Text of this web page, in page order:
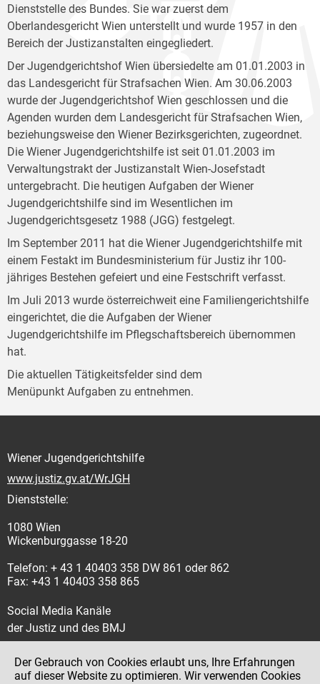
Dienststelle des Bundes. Sie war zuerst dem
Oberlandesgericht Wien unterstellt und wurde 1957 in den
Bereich der Justizanstalten eingegliedert.
Der Jugendgerichtshof Wien übersiedelte am 01.01.2003 in
das Landesgericht für Strafsachen Wien. Am 30.06.2003
wurde der Jugendgerichtshof Wien geschlossen und die
Agenden wurden dem Landesgericht für Strafsachen Wien,
beziehungsweise den Wiener Bezirksgerichten, zugeordnet.
Die Wiener Jugendgerichtshilfe ist seit 01.01.2003 im
Verwaltungstrakt der Justizanstalt Wien-Josefstadt
untergebracht. Die heutigen Aufgaben der Wiener
Jugendgerichtshilfe sind im Wesentlichen im
Jugendgerichtsgesetz 1988 (JGG) festgelegt.
Im September 2011 hat die Wiener Jugendgerichtshilfe mit
einem Festakt im Bundesministerium für Justiz ihr 100-
jähriges Bestehen gefeiert und eine Festschrift verfasst.
Im Juli 2013 wurde österreichweit eine Familiengerichtshilfe
eingerichtet, die die Aufgaben der Wiener
Jugendgerichtshilfe im Pflegschaftsbereich übernommen
hat.
Die aktuellen Tätigkeitsfelder sind dem
Menüpunkt Aufgaben zu entnehmen.
Wiener Jugendgerichtshilfe
www.justiz.gv.at/WrJGH
Dienststelle:
1080 Wien
Wickenburggasse 18-20
Telefon: + 43 1 40403 358 DW 861 oder 862
Fax: +43 1 40403 358 865
Social Media Kanäle
der Justiz und des BMJ
Der Gebrauch von Cookies erlaubt uns, Ihre Erfahrungen
auf dieser Website zu optimieren. Wir verwenden Cookies